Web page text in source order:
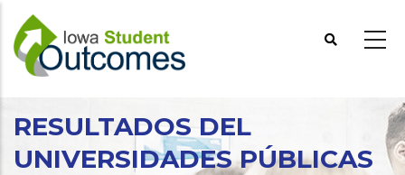
Pasar
contenido
principal
RESULTADOS DEL
UNIVERSIDADES PÚBLICAS